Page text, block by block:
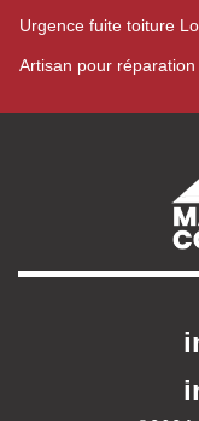
Urgence fuite toiture
Artisan pour